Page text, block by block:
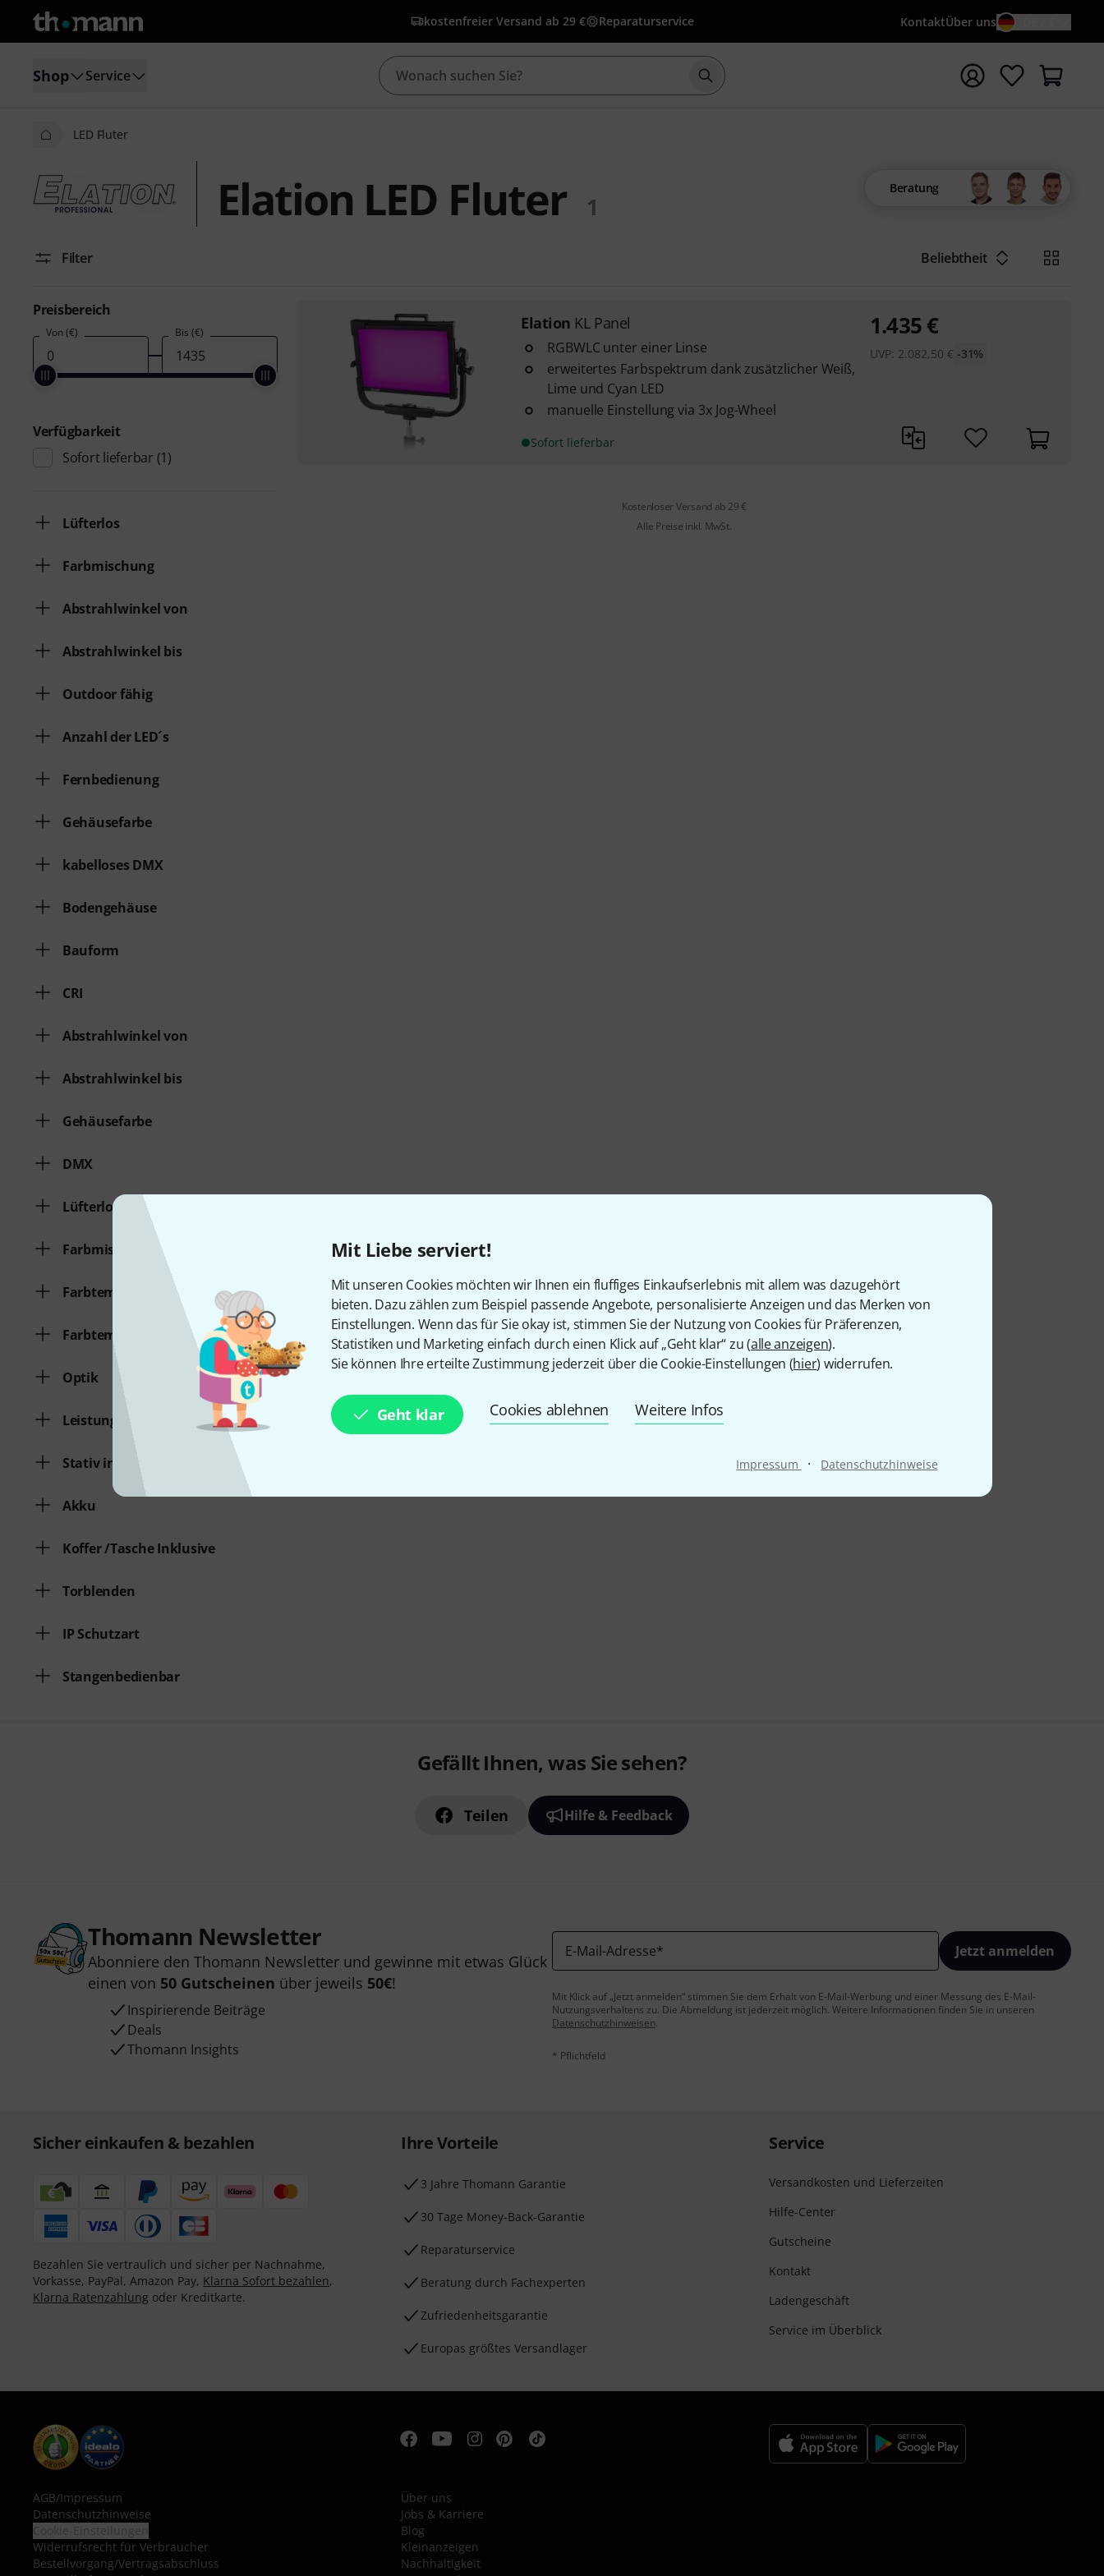
Mit Liebe serviert!
Mit unseren Cookies möchten wir Ihnen ein fluffiges Einkaufserlebnis mit allem was dazugehört
bieten. Dazu zählen zum Beispiel passende Angebote, personalisierte Anzeigen und das Merken von
Einstellungen. Wenn das für Sie okay ist, stimmen Sie der Nutzung von Cookies für Präferenzen,
Statistiken und Marketing einfach durch einen Klick auf „Geht klar“ zu (alle anzeigen).
Sie können Ihre erteilte Zustimmung jederzeit über die Cookie-Einstellungen (hier) widerrufen.
Geht klar Cookies ablehnen Weitere Infos
Impressum · Datenschutzhinweise
kostenfreier Versand ab 29 € Reparaturservice KontaktÜber uns
Shop Service Suche mit Suchwort {searchTerm} starten
LED Fluter
Elation LED Fluter 1
Beratung
Filter Beliebtheit
Preisbereich
Von (€) Bis (€)
Verfügbarkeit
Sofort lieferbar (1)
Lüfterlos
Farbmischung
Abstrahlwinkel von
Abstrahlwinkel bis
Outdoor fähig
Anzahl der LED´s
Fernbedienung
Gehäusefarbe
kabelloses DMX
Bodengehäuse
Bauform
CRI
Abstrahlwinkel von
Abstrahlwinkel bis
Gehäusefarbe
DMX
Lüfterlos
Farbmischung
Farbtemperatur [K] von
Farbtemperatur [K] bis
Optik
Leistung [W]
Stativ inkl.
Akku
Koffer /Tasche Inklusive
Torblenden
IP Schutzart
Stangenbedienbar
Elation KL Panel
RGBWLC unter einer Linse
erweitertes Farbspektrum dank zusätzlicher Weiß,
Lime und Cyan LED
manuelle Einstellung via 3x Jog-Wheel
Sofort lieferbar
1.435€
UVP: 2.082,50 € -31%
Kostenloser Versand ab 29 €
Alle Preise inkl. MwSt.
Gefällt Ihnen, was Sie sehen?
Teilen Hilfe & Feedback
Thomann Newsletter
Abonniere den Thomann Newsletter und gewinne mit etwas Glück
einen von 50 Gutscheinen über jeweils 50€!
Inspirierende Beiträge
Deals
Thomann Insights
E-Mail-Adresse* Jetzt anmelden
Mit Klick auf „Jetzt anmelden“ stimmen Sie dem Erhalt von E-Mail-Werbung und einer Messung des E-Mail-
Nutzungsverhaltens zu. Die Abmeldung ist jederzeit möglich. Weitere Informationen finden Sie in unseren
Datenschutzhinweisen.
* Pflichtfeld
Sicher einkaufen & bezahlen
Bezahlen Sie vertraulich und sicher per Nachnahme,
Vorkasse, PayPal, Amazon Pay, Klarna Sofort bezahlen,
Klarna Ratenzahlung oder Kreditkarte.
Ihre Vorteile
3 Jahre Thomann Garantie
30 Tage Money-Back-Garantie
Reparaturservice
Beratung durch Fachexperten
Zufriedenheitsgarantie
Europas größtes Versandlager
Service
Versandkosten und Lieferzeiten
Hilfe-Center
Gutscheine
Kontakt
Ladengeschäft
Service im Überblick
AGB/Impressum
Datenschutzhinweise
Widerrufsrecht für Verbraucher
Bestellvorgang/Vertragsabschluss
Über uns
Jobs & Karriere
Blog
Kleinanzeigen
Nachhaltigkeit